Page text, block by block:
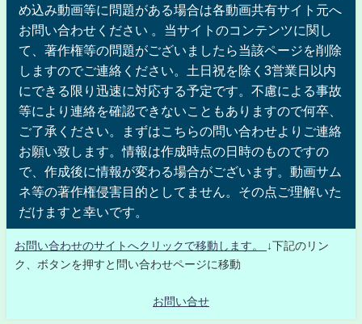
め込み動画等に問題がある場合は各動画共有サイト元へ
お問い合わせください 。当サイトのコンテンツに関し
て、著作権等の問題がございましたら当該ページを削除
しますのでご連絡ください。土日祝を除く3営業日以内
にできる限り迅速に対応する予定です。不慮による事故
等により連絡を確認できないこともありますので何卒、
ご了承ください。まずはこちらの問い合わせよりご連絡
お願い致します。情報は作成時点の日時のものですの
で、作成後に情報が変わる場合がございます。動画サム
ネ等の著作権侵害目的としてません。その点ご理解いた
だけますと幸いです。
お問い合わせのサイトへクリックで移動します。
↓下記のリン
ク、ボタンを押すと問い合わせページに移動
お問い合せ